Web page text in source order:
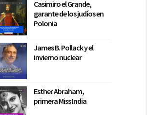
Casimiro el Grande,
garante de los judíos en
Polonia
James B. Pollack y el
invierno nuclear
Esther Abraham,
primera Miss India